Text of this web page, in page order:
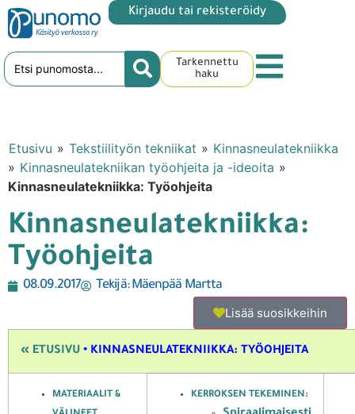
Kirjaudu tai rekisteröidy
Tarkennettu
haku
Etusivu » Tekstiilityön tekniikat » Kinnasneulatekniikka
» Kinnasneulatekniikan työohjeita ja -ideoita »
Kinnasneulatekniikka: Työohjeita
Kinnasneulatekniikka:
Työohjeita
08.09.2017 Tekijä:Mäenpää Martta
Lisää suosikkeihin
« ETUSIVU • KINNASNEULATEKNIIKKA: TYÖOHJEITA
MATERIAALIT &
KERROKSEN TEKEMINEN: